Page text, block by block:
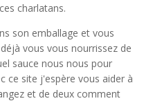
charlatans.
son emballage et vous
vous vous nourrissez de
sauce nous nous pour
ce site j'espère vous aider à
et de deux comment